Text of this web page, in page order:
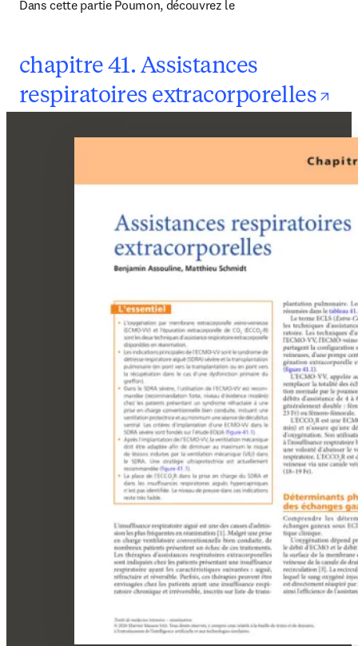
Dans cette partie Poumon, découvrez le
chapitre 41. Assistances
respiratoires extracorporelles